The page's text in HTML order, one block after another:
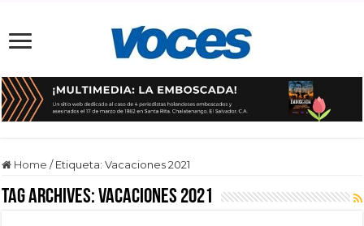
Home / Etiqueta:Vacaciones 2021
Tag Archives:Vacaciones 2021